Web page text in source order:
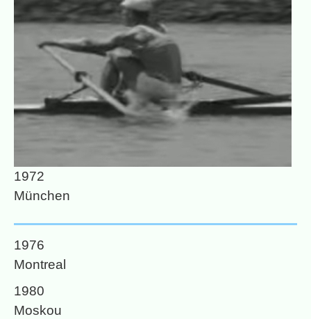
1972
München
1976
Montreal
1980
Moskou